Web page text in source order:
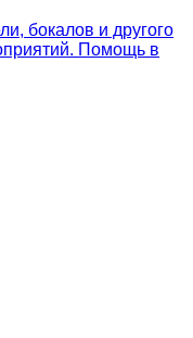
бокалов и другого
Помощь в